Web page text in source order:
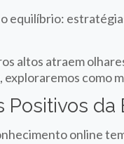
equilíbrio:
altos atraem
exploraremos como
Positivos da
online